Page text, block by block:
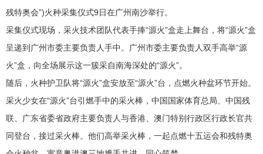
残特奥会”)火种采集仪式9日在广州南沙举行。
采集仪式现场，采火技术团队代表手捧“源火”盒走上舞台，将“源火”盒
呈递到广州市委主要负责人手中。广州市委主要负责人双手高举“源
火”盒，向全场展示这一簇采自南海深处的“源火”。
随后，火种护卫队将“源火”盒安放至“源火”台，点燃火种盆环节开始。
采火少女在“源火”台引燃手中的采火棒，中国国家体育总局、中国残
联、广东省委省政府主要负责人与香港、澳门特别行政区行政长官共
同登台，接过采火棒。他们高举采火棒，一起点燃十五运会和残特奥